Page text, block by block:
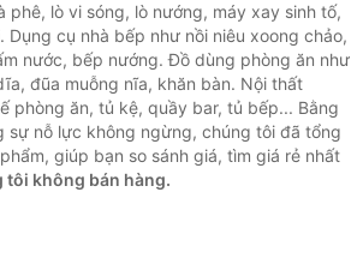
phê, lò vi sóng, lò nướng, máy xay sinh tố,
Dụng cụ nhà bếp như nồi niêu xoong chảo,
nước, bếp nướng. Đồ dùng phòng ăn như
đũa muỗng nĩa, khăn bàn. Nội thất
phòng ăn, tủ kệ, quầy bar, tủ bếp... Bằng
sự nỗ lực không ngừng, chúng tôi đã tổng
giúp bạn so sánh giá, tìm giá rẻ nhất
tôi không bán hàng.